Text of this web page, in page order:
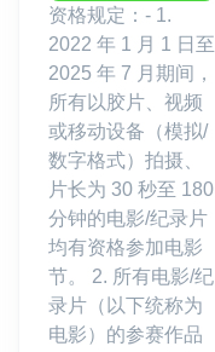
资格规定：- 1.
2022 年 1 月 1 日至
2025 年 7 月期间，
所有以胶片、视频
或移动设备（模拟/
数字格式）拍摄、
片长为 30 秒至 180
分钟的电影/纪录片
均有资格参加电影
节。 2. 所有电影/纪
录片（以下统称为
电影）的参赛作品